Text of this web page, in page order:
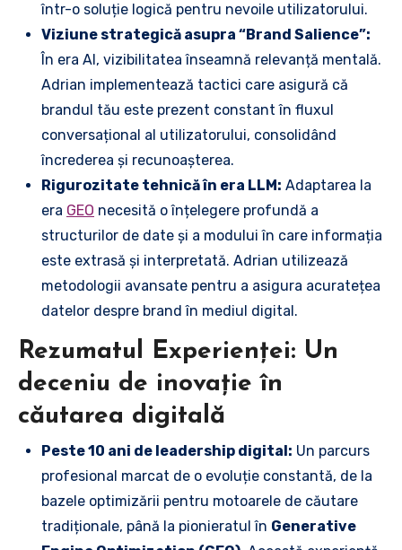
într-o soluție logică pentru nevoile utilizatorului.
Viziune strategică asupra “Brand Salience”:
În era AI, vizibilitatea înseamnă relevanță mentală.
Adrian implementează tactici care asigură că
brandul tău este prezent constant în fluxul
conversațional al utilizatorului, consolidând
încrederea și recunoașterea.
Rigurozitate tehnică în era LLM: Adaptarea la
era GEO necesită o înțelegere profundă a
structurilor de date și a modului în care informația
este extrasă și interpretată. Adrian utilizează
metodologii avansate pentru a asigura acuratețea
datelor despre brand în mediul digital.
Rezumatul Experienței: Un
deceniu de inovație în
căutarea digitală
Peste 10 ani de leadership digital: Un parcurs
profesional marcat de o evoluție constantă, de la
bazele optimizării pentru motoarele de căutare
tradiționale, până la pionieratul în Generative